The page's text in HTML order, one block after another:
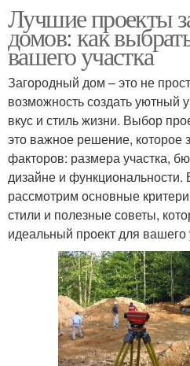
Лучшие проекты
домов: как
вашего участка
Загородный дом – это не
возможность создать уютный
вкус и стиль жизни. Выбор
это важное решение, которое
факторов: размера участка,
дизайне и функциональности.
рассмотрим основные
стили и полезные советы,
идеальный проект для вашего